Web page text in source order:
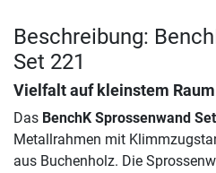
Beschreibung:
Set 221
Vielfalt auf kleinstem Raum
Das BenchK Sprossenwand
Metallrahmen mit
aus Buchenholz. Die